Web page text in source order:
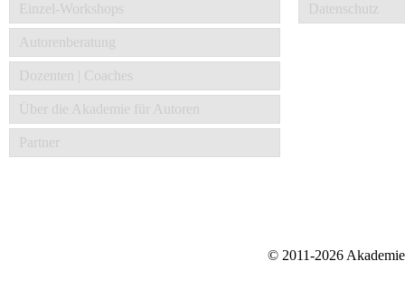
Einzel-Workshops
Autorenberatung
Dozenten | Coaches
Über die Akademie für Autoren
Partner
Datenschutz
© 2011-2026